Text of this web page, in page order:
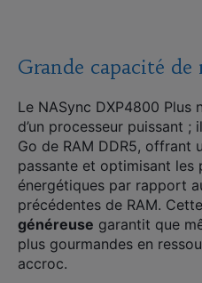
Grande capacité
Le NASync DXP4800 Plus
d’un processeur puissant
Go de RAM DDR5, offrant
passante et optimisant les
énergétiques par rapport
précédentes de RAM. Cette
généreuse garantit que
plus gourmandes en
accroc.